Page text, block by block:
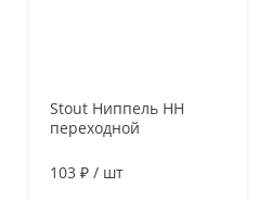
Stout Ниппель НН
переходной
х 1/4"
103 ₽ / шт